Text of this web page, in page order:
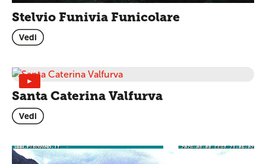
Stelvio Funivia Funicolare
Vedi
►
Santa Caterina Valfurva
Vedi